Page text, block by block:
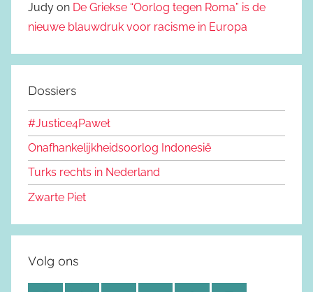
Judy on De Griekse “Oorlog tegen Roma” is de
nieuwe blauwdruk voor racisme in Europa
Dossiers
#Justice4Paweł
Onafhankelijkheidsoorlog Indonesië
Turks rechts in Nederland
Zwarte Piet
Volg ons